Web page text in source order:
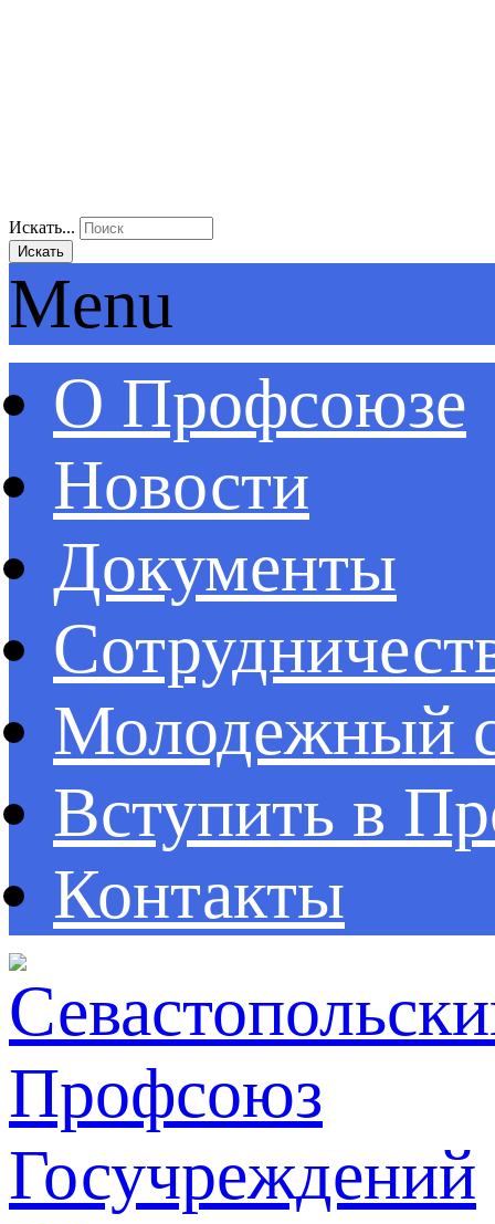
Искать...
Искать
Menu
О Профсоюзе
Новости
Документы
Молодежный
Вступить в
Контакты